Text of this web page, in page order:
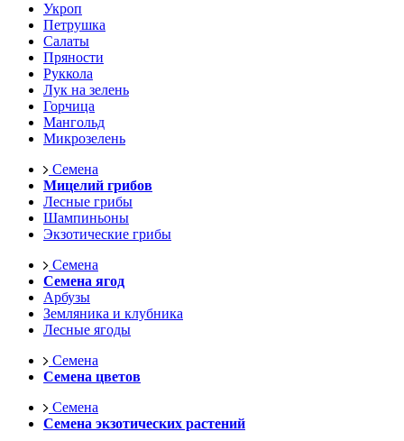
Укроп
Петрушка
Салаты
Пряности
Руккола
Лук на зелень
Горчица
Мангольд
Микрозелень
Семена
Мицелий грибов
Лесные грибы
Шампиньоны
Экзотические грибы
Семена
Семена ягод
Арбузы
Земляника и клубника
Лесные ягоды
Семена
Семена цветов
Семена
Семена экзотических растений